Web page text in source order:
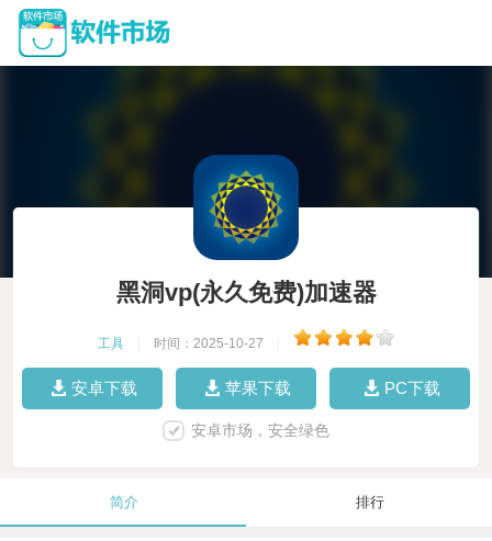
黑洞vp(永久免费)加速器
工具 时间：2025-10-27
安卓下载 苹果下载 PC下载
安卓市场，安全绿色
简介 排行